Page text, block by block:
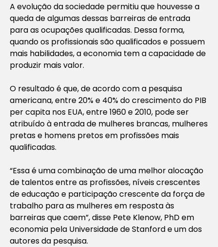
A evolução da sociedade permitiu que houvesse a
queda de algumas dessas barreiras de entrada
para as ocupações qualificadas. Dessa forma,
quando os profissionais são qualificados e possuem
mais habilidades, a economia tem a capacidade de
produzir mais valor.
O resultado é que, de acordo com a pesquisa
americana, entre 20% e 40% do crescimento do PIB
per capita nos EUA, entre 1960 e 2010, pode ser
atribuído à entrada de mulheres brancas, mulheres
pretas e homens pretos em profissões mais
qualificadas.
“Essa é uma combinação de uma melhor alocação
de talentos entre as profissões, níveis crescentes
de educação e participação crescente da força de
trabalho para as mulheres em resposta às
barreiras que caem”, disse Pete Klenow, PhD em
economia pela Universidade de Stanford e um dos
autores da pesquisa.